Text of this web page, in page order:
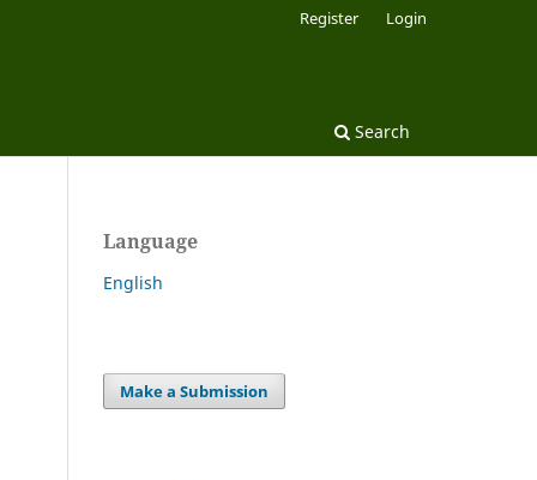
Search
Register Login
Language
English
Make a Submission